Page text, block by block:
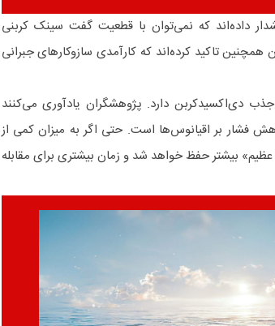
داده‌اند که نمی‌توان با قطعیت گفت سینک کربنی
تاکید کرده‌اند که کارآمدی سازوکارهای جبرانی
دی‌اکسیدکربن دارد. پژوهشگران یادآوری می‌کنند
فشار بر اقیانوس‌ها است. حتی اگر به میزان کمی از
بیشتر حفظ خواهد شد و زمان بیشتری برای مقابله